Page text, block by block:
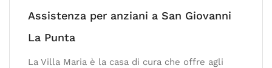
Assistenza per anziani a San Giovanni
La Punta
La Villa Maria è la casa di cura che offre agli